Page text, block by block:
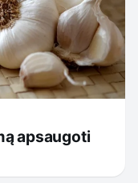
apsaugoti